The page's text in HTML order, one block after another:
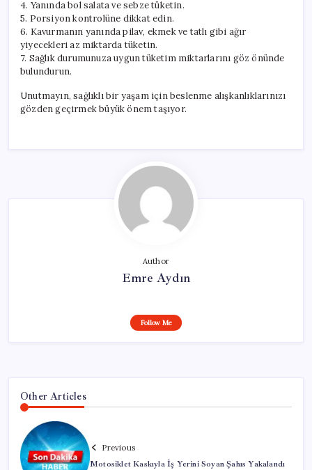
4. Yanında bol salata ve sebze tüketin.
5. Porsiyon kontrolüne dikkat edin.
6. Kavurmanın yanında pilav, ekmek ve tatlı gibi ağır
yiyecekleri az miktarda tüketin.
7. Sağlık durumunuza uygun tüketim miktarlarını göz önünde
bulundurun.
Unutmayın, sağlıklı bir yaşam için beslenme alışkanlıklarınızı
gözden geçirmek büyük önem taşıyor.
Author
Emre Aydın
Follow Me
Other Articles
Previous
Motosiklet Kaskıyla İş Yerini Soyan Şahıs Yakalandı